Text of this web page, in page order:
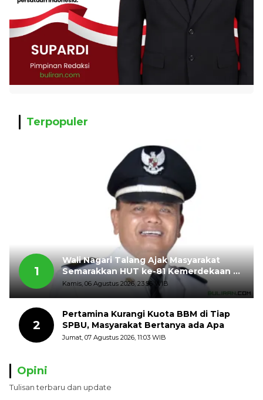
Terpopuler
1
Wali Nagari Talang Ajak Masyarakat
Semarakkan HUT ke-81 Kemerdekaan RI
dengan Mengibarkan Bendera Merah
Putih
Kamis, 06 Agustus 2026, 23:56 WIB
2
Pertamina Kurangi Kuota BBM di Tiap
SPBU, Masyarakat Bertanya ada Apa
Jumat, 07 Agustus 2026, 11:03 WIB
Opini
Tulisan terbaru dan update